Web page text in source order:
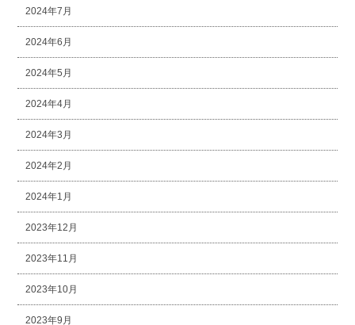
2024年7月
2024年6月
2024年5月
2024年4月
2024年3月
2024年2月
2024年1月
2023年12月
2023年11月
2023年10月
2023年9月